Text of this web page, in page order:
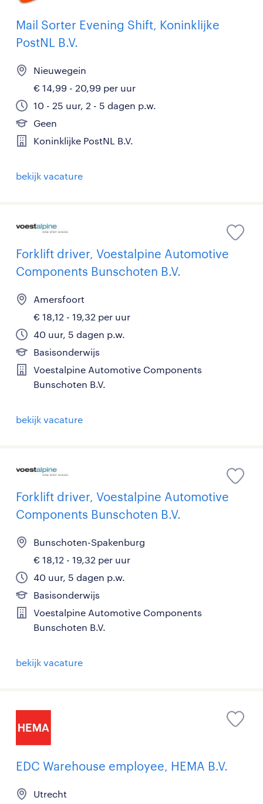
Mail Sorter Evening Shift, Koninklijke
PostNL B.V.
Nieuwegein
€ 14,99 - 20,99 per uur
10 - 25 uur, 2 - 5 dagen p.w.
Geen
Koninklijke PostNL B.V.
bekijk vacature
Forklift driver, Voestalpine Automotive
Components Bunschoten B.V.
Amersfoort
€ 18,12 - 19,32 per uur
40 uur, 5 dagen p.w.
Basisonderwijs
Voestalpine Automotive Components
Bunschoten B.V.
bekijk vacature
Forklift driver, Voestalpine Automotive
Components Bunschoten B.V.
Bunschoten-Spakenburg
€ 18,12 - 19,32 per uur
40 uur, 5 dagen p.w.
Basisonderwijs
Voestalpine Automotive Components
Bunschoten B.V.
bekijk vacature
EDC Warehouse employee, HEMA B.V.
Utrecht